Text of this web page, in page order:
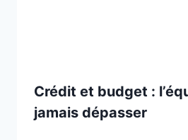
Crédit et budget :
jamais dépasser